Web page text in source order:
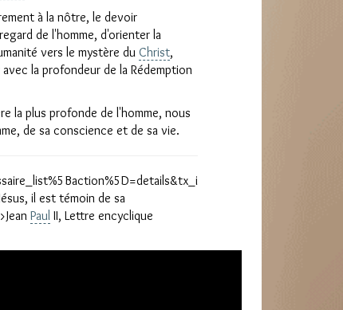
à la nôtre, le devoir
de l'homme, d'orienter la
vers le mystère du Christ,
la profondeur de la Rédemption
la plus profonde de l'homme, nous
de sa conscience et de sa vie.
il est témoin de sa
Paul II, Lettre encyclique